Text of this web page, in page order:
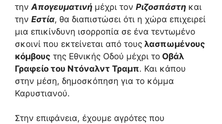
την Απογευματινή μέχρι τον Ριζοσπάστη και
την Εστία, θα διαπιστώσει ότι η χώρα επιχειρεί
μια επικίνδυνη ισορροπία σε ένα τεντωμένο
σκοινί που εκτείνεται από τους λασπωμένους
κόμβους της Εθνικής Οδού μέχρι το Οβάλ
Γραφείο του Ντόναλντ Τραμπ. Και κάπου
στην μέση, δημοσκόπηση για το κόμμα
Καρυστιανού.
Στην επιφάνεια, έχουμε αγρότες που